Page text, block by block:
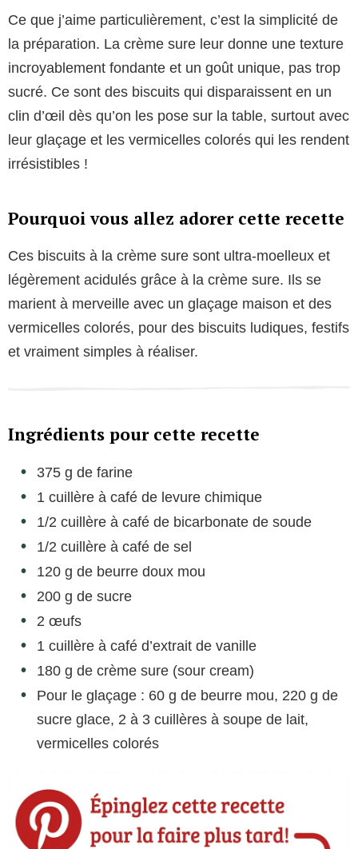
Ce que j’aime particulièrement, c’est la simplicité de
la préparation. La crème sure leur donne une texture
incroyablement fondante et un goût unique, pas trop
sucré. Ce sont des biscuits qui disparaissent en un
clin d’œil dès qu’on les pose sur la table, surtout avec
leur glaçage et les vermicelles colorés qui les rendent
irrésistibles !
Pourquoi vous allez adorer cette recette
Ces biscuits à la crème sure sont ultra-moelleux et
légèrement acidulés grâce à la crème sure. Ils se
marient à merveille avec un glaçage maison et des
vermicelles colorés, pour des biscuits ludiques, festifs
et vraiment simples à réaliser.
Ingrédients pour cette recette
375 g de farine
1 cuillère à café de levure chimique
1/2 cuillère à café de bicarbonate de soude
1/2 cuillère à café de sel
120 g de beurre doux mou
200 g de sucre
2 œufs
1 cuillère à café d’extrait de vanille
180 g de crème sure (sour cream)
Pour le glaçage : 60 g de beurre mou, 220 g de
sucre glace, 2 à 3 cuillères à soupe de lait,
vermicelles colorés